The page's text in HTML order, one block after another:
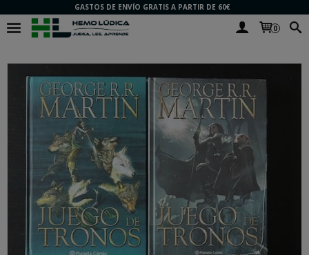
GASTOS DE ENVÍO GRATIS A PARTIR DE 60€
0